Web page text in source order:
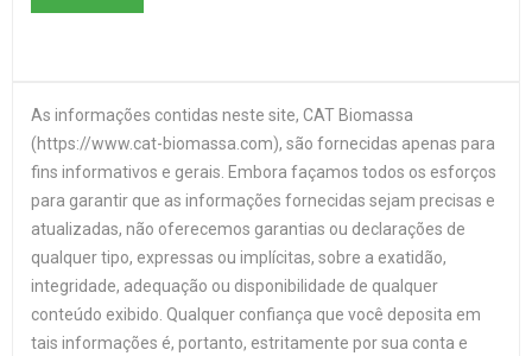
As informações contidas neste site, CAT Biomassa
(https://www.cat-biomassa.com), são fornecidas apenas para
fins informativos e gerais. Embora façamos todos os esforços
para garantir que as informações fornecidas sejam precisas e
atualizadas, não oferecemos garantias ou declarações de
qualquer tipo, expressas ou implícitas, sobre a exatidão,
integridade, adequação ou disponibilidade de qualquer
conteúdo exibido. Qualquer confiança que você deposita em
tais informações é, portanto, estritamente por sua conta e